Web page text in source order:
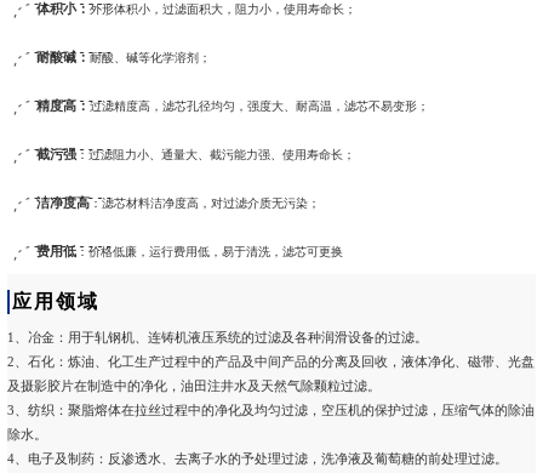
体积小：外形体积小，过滤面积大，阻力小，使用寿命长；
耐酸碱：耐酸、碱等化学溶剂；
精度高：过滤精度高，滤芯孔径均匀，强度大、耐高温，滤芯不易变形；
截污强：过滤阻力小、通量大、截污能力强、使用寿命长；
洁净度高：滤芯材料洁净度高，对过滤介质无污染；
费用低：价格低廉，运行费用低，易于清洗，滤芯可更换
应用领域
1、冶金：用于轧钢机、连铸机液压系统的过滤及各种润滑设备的过滤。
2、石化：炼油、化工生产过程中的产品及中间产品的分离及回收，液体净化、磁带、光盘
及摄影胶片在制造中的净化，油田注井水及天然气除颗粒过滤。
3、纺织：聚脂熔体在拉丝过程中的净化及均匀过滤，空压机的保护过滤，压缩气体的除油
除水。
4、电子及制药：反渗透水、去离子水的予处理过滤，洗净液及葡萄糖的前处理过滤。